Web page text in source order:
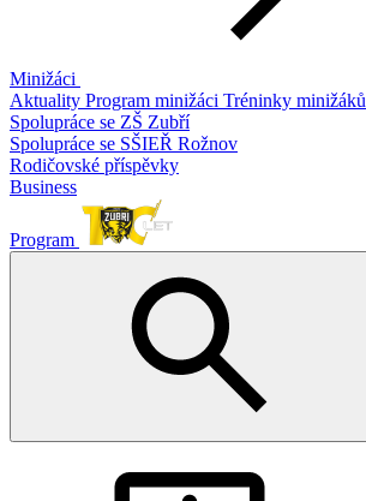
Minižáci
Aktuality Program minižáci Tréninky minižáků
Spolupráce se ZŠ Zubří
Spolupráce se SŠIEŘ Rožnov
Rodičovské příspěvky
Business
Program